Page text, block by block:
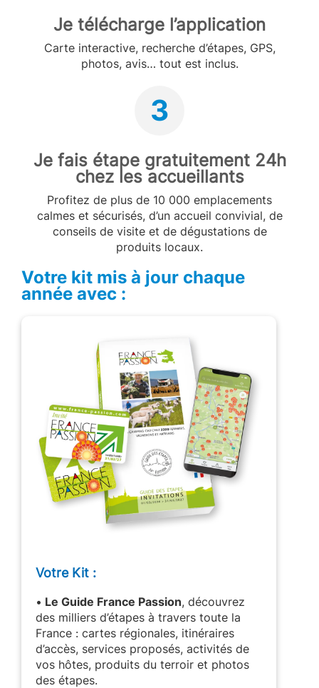
Je télécharge l’application
Carte interactive, recherche d’étapes, GPS,
photos, avis… tout est inclus.
3
Je fais étape gratuitement 24h
chez les accueillants
Profitez de plus de 10 000 emplacements
calmes et sécurisés, d’un accueil convivial, de
conseils de visite et de dégustations de
produits locaux.
Votre kit mis à jour chaque
année avec :
Votre Kit :
• Le Guide France Passion, découvrez
des milliers d’étapes à travers toute la
France : cartes régionales, itinéraires
d’accès, services proposés, activités de
vos hôtes, produits du terroir et photos
des étapes.